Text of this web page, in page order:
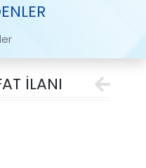
İLANI